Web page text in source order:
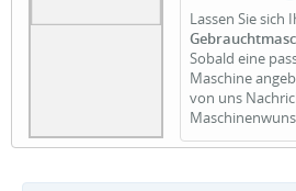
Lassen Sie sich
Sobald eine
Maschine
von uns